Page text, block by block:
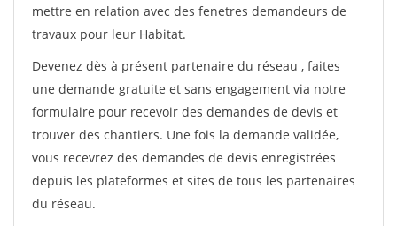
mettre en relation avec des fenetres demandeurs de
travaux pour leur Habitat.
Devenez dès à présent partenaire du réseau , faites
une demande gratuite et sans engagement via notre
formulaire pour recevoir des demandes de devis et
trouver des chantiers. Une fois la demande validée,
vous recevrez des demandes de devis enregistrées
depuis les plateformes et sites de tous les partenaires
du réseau.